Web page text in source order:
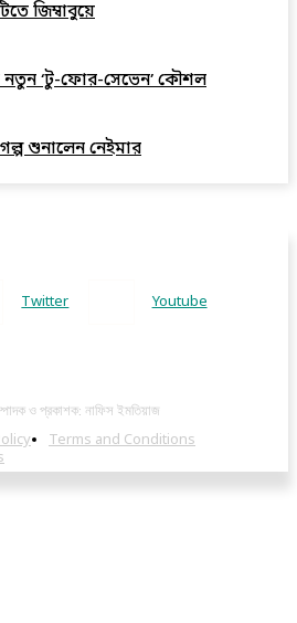
জিম্বাবুয়ে
নতুন ‘টু-ফোর-সেভেন’ কৌশল
শুনালেন নেইমার
Twitter Youtube
ও প্রকাশক: নাফিস ইমতিয়াজ
Terms and Conditions